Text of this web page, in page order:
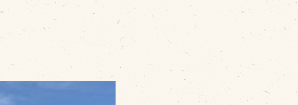
十勝帯広の観光
牧場の仕事